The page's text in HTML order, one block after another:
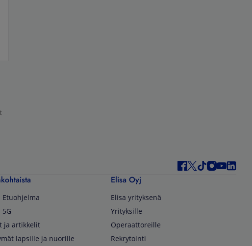
Etuohjelma
5G
ja artikkelit
lapsille ja nuorille
Elisa Oyj
Elisa yrityksenä
Yrityksille
Operaattoreille
Rekrytointi